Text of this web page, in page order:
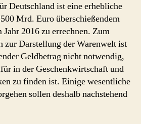
Deutschland ist eine erhebliche
Mrd. Euro überschießendem
2016 zu errechnen. Zum
zur Darstellung der Warenwelt ist
Geldbetrag nicht notwendig,
in der Geschenkwirtschaft und
zu finden ist. Einige wesentliche
sollen deshalb nachstehend